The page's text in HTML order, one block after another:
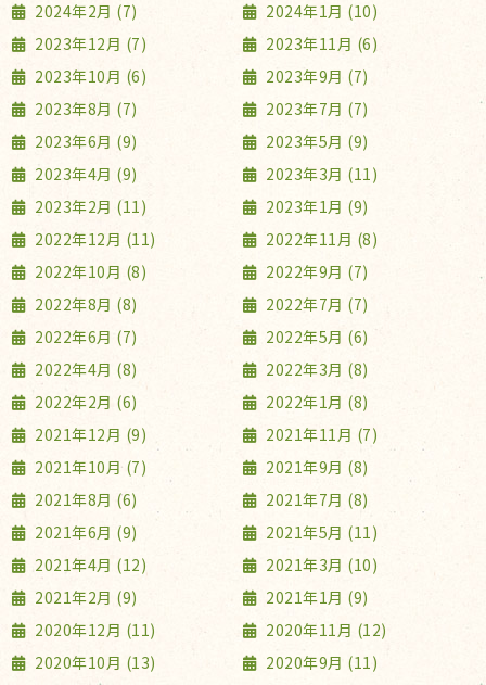
2024年2月 (7)
2024年1月 (10)
2023年12月 (7)
2023年11月 (6)
2023年10月 (6)
2023年9月 (7)
2023年8月 (7)
2023年7月 (7)
2023年6月 (9)
2023年5月 (9)
2023年4月 (9)
2023年3月 (11)
2023年2月 (11)
2023年1月 (9)
2022年12月 (11)
2022年11月 (8)
2022年10月 (8)
2022年9月 (7)
2022年8月 (8)
2022年7月 (7)
2022年6月 (7)
2022年5月 (6)
2022年4月 (8)
2022年3月 (8)
2022年2月 (6)
2022年1月 (8)
2021年12月 (9)
2021年11月 (7)
2021年10月 (7)
2021年9月 (8)
2021年8月 (6)
2021年7月 (8)
2021年6月 (9)
2021年5月 (11)
2021年4月 (12)
2021年3月 (10)
2021年2月 (9)
2021年1月 (9)
2020年12月 (11)
2020年11月 (12)
2020年10月 (13)
2020年9月 (11)